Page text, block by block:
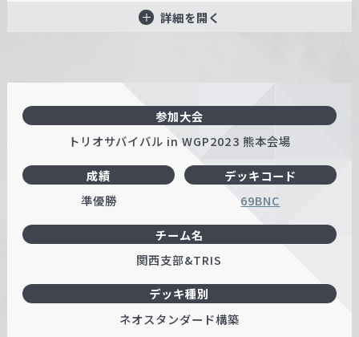
詳細を開く
参加大会
トリオサバイバル in WGP2023 熊本会場
成績
準優勝
デッキコード
69BNC
チーム名
関西支部&TRIS
デッキ種別
ネオスタンダード構築